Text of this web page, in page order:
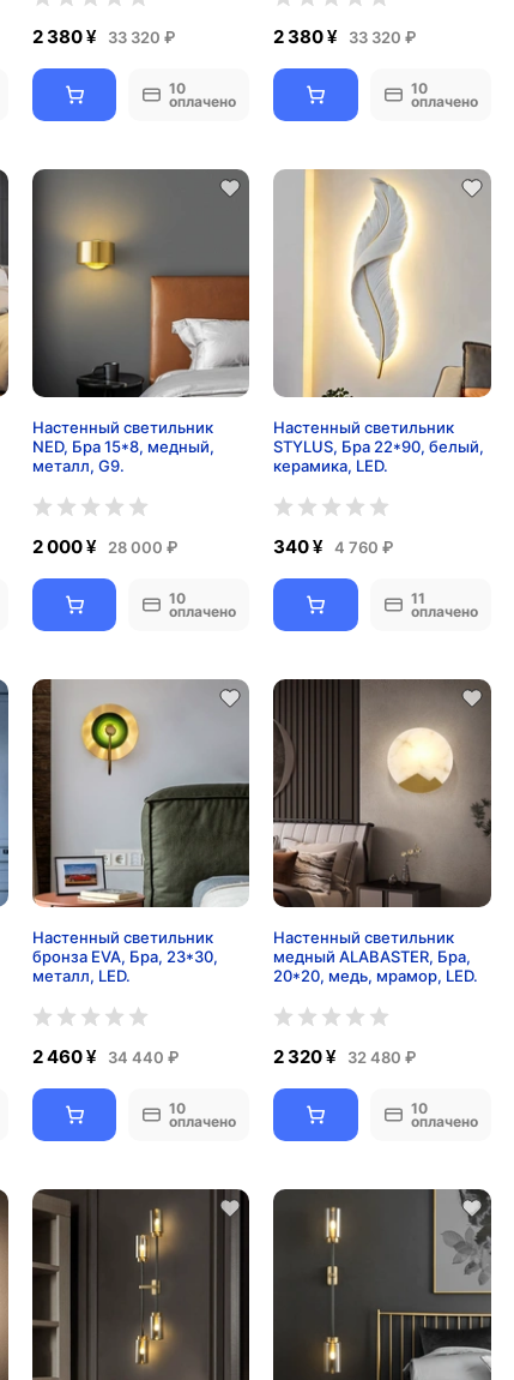
2 380 ¥ 33 320 ₽
10
оплачено
2 380 ¥ 33 320 ₽
10
оплачено
Настенный светильник
NED, Бра 15*8, медный,
металл, G9.
2 000 ¥ 28 000 ₽
10
оплачено
Настенный светильник
STYLUS, Бра 22*90, белый,
керамика, LED.
340 ¥ 4 760 ₽
11
оплачено
Настенный светильник
бронза EVA, Бра, 23*30,
металл, LED.
2 460 ¥ 34 440 ₽
10
оплачено
Настенный светильник
медный ALABASTER, Бра,
20*20, медь, мрамор, LED.
2 320 ¥ 32 480 ₽
10
оплачено